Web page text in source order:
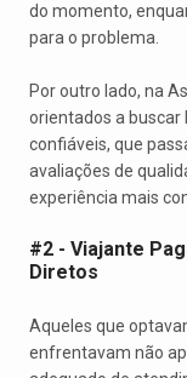
do momento,
para o problema.
Por outro lado, na
orientados a
confiáveis, que
avaliações de
experiência mais
#2 - Viajante
Diretos
Aqueles que
enfrentavam não